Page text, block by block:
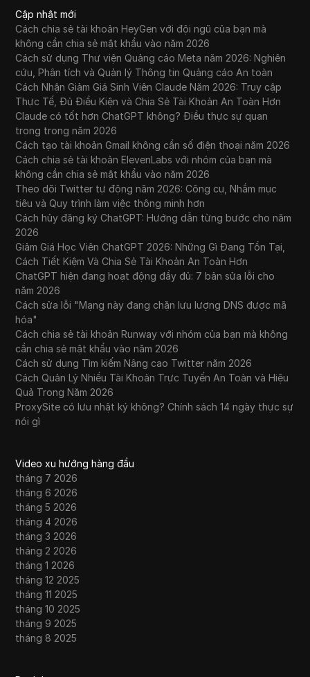
Cập nhật mới
Cách chia sẻ tài khoản HeyGen với đội ngũ của bạn mà
không cần chia sẻ mật khẩu vào năm 2026
Cách sử dụng Thư viện Quảng cáo Meta năm 2026: Nghiên
cứu, Phân tích và Quản lý Thông tin Quảng cáo An toàn
Cách Nhận Giảm Giá Sinh Viên Claude Năm 2026: Truy cập
Thực Tế, Đủ Điều Kiện và Chia Sẻ Tài Khoản An Toàn Hơn
Claude có tốt hơn ChatGPT không? Điều thực sự quan
trọng trong năm 2026
Cách tạo tài khoản Gmail không cần số điện thoại năm 2026
Cách chia sẻ tài khoản ElevenLabs với nhóm của bạn mà
không cần chia sẻ mật khẩu vào năm 2026
Theo dõi Twitter tự động năm 2026: Công cụ, Nhắm mục
tiêu và Quy trình làm việc thông minh hơn
Cách hủy đăng ký ChatGPT: Hướng dẫn từng bước cho năm
2026
Giảm Giá Học Viên ChatGPT 2026: Những Gì Đang Tồn Tại,
Cách Tiết Kiệm Và Chia Sẻ Tài Khoản An Toàn Hơn
ChatGPT hiện đang hoạt động đầy đủ: 7 bản sửa lỗi cho
năm 2026
Cách sửa lỗi "Mạng này đang chặn lưu lượng DNS được mã
hóa"
Cách chia sẻ tài khoản Runway với nhóm của bạn mà không
cần chia sẻ mật khẩu vào năm 2026
Cách sử dụng Tìm kiếm Nâng cao Twitter năm 2026
Cách Quản Lý Nhiều Tài Khoản Trực Tuyến An Toàn và Hiệu
Quả Trong Năm 2026
ProxySite có lưu nhật ký không? Chính sách 14 ngày thực sự
nói gì
Video xu hướng hàng đầu
tháng 7 2026
tháng 6 2026
tháng 5 2026
tháng 4 2026
tháng 3 2026
tháng 2 2026
tháng 1 2026
tháng 12 2025
tháng 11 2025
tháng 10 2025
tháng 9 2025
tháng 8 2025